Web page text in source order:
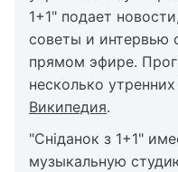
1+1" подает
советы и интервью
прямом эфире.
несколько
Википедия.
"Сніданок з 1+1"
музыкальную